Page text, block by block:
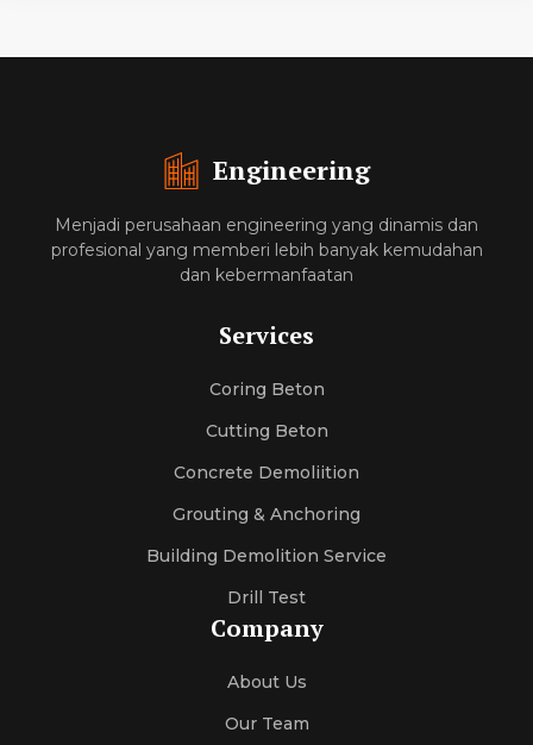
Engineering
Menjadi perusahaan engineering yang dinamis dan
profesional yang memberi lebih banyak kemudahan
dan kebermanfaatan
Services
Coring Beton
Cutting Beton
Concrete Demoliition
Grouting & Anchoring
Building Demolition Service
Drill Test
Company
About Us
Our Team